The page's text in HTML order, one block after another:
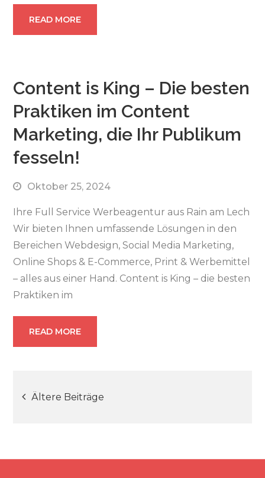
READ MORE
Content is King – Die besten
Praktiken im Content
Marketing, die Ihr Publikum
fesseln!
Oktober 25, 2024
Ihre Full Service Werbeagentur aus Rain am Lech
Wir bieten Ihnen umfassende Lösungen in den
Bereichen Webdesign, Social Media Marketing,
Online Shops & E-Commerce, Print & Werbemittel
– alles aus einer Hand. Content is King – die besten
Praktiken im
READ MORE
Ältere Beiträge